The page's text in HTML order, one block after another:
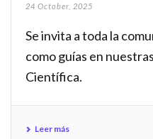
24 October, 2025
Se invita a toda la
como guías en
Científica.
Leer más